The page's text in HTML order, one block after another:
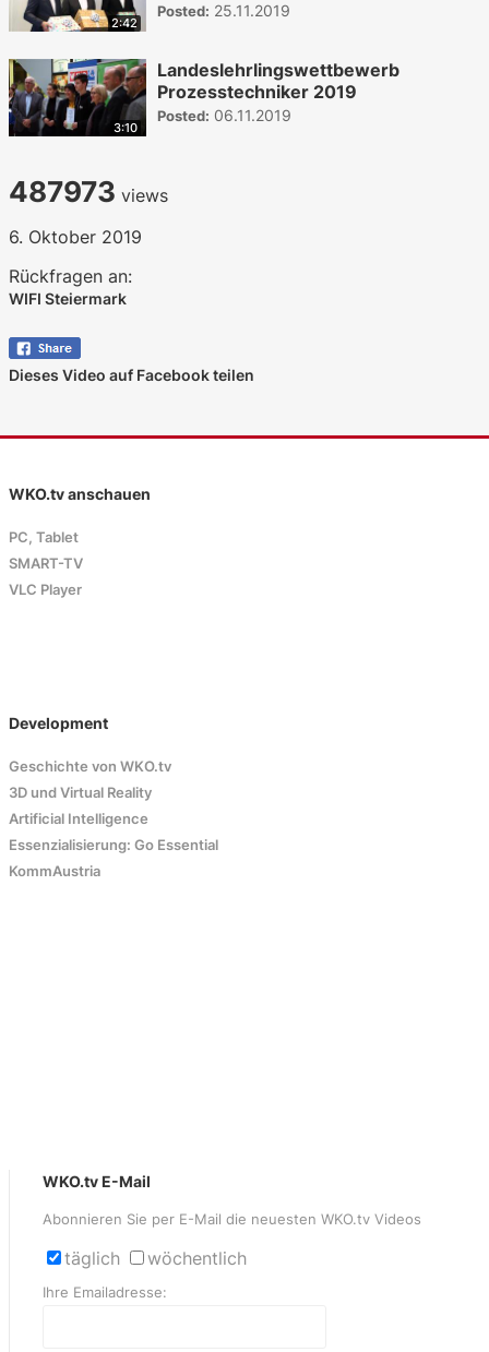
2:42
Posted: 25.11.2019
3:10
Landeslehrlingswettbewerb
Prozesstechniker 2019
Posted: 06.11.2019
487973 views
6. Oktober 2019
Rückfragen an:
WIFI Steiermark
Dieses Video auf Facebook teilen
WKO.tv anschauen
PC, Tablet
SMART-TV
VLC Player
Development
Geschichte von WKO.tv
3D und Virtual Reality
Artificial Intelligence
Essenzialisierung: Go Essential
KommAustria
WKO.tv E-Mail
Abonnieren Sie per E-Mail die neuesten WKO.tv Videos
täglich wöchentlich
Ihre Emailadresse: